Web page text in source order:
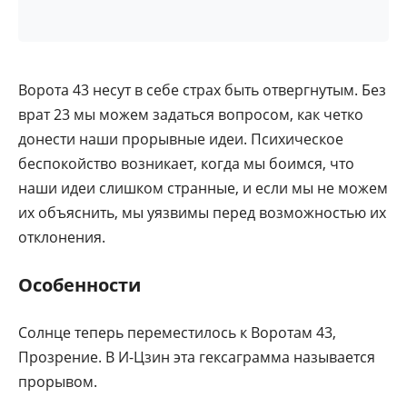
Ворота 43 несут в себе страх быть отвергнутым. Без
врат 23 мы можем задаться вопросом, как четко
донести наши прорывные идеи. Психическое
беспокойство возникает, когда мы боимся, что
наши идеи слишком странные, и если мы не можем
их объяснить, мы уязвимы перед возможностью их
отклонения.
Особенности
Солнце теперь переместилось к Воротам 43,
Прозрение. В И-Цзин эта гексаграмма называется
прорывом.